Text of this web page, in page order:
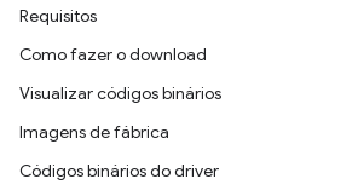
Requisitos
Como fazer o download
Visualizar códigos binários
Imagens de fábrica
Códigos binários do driver